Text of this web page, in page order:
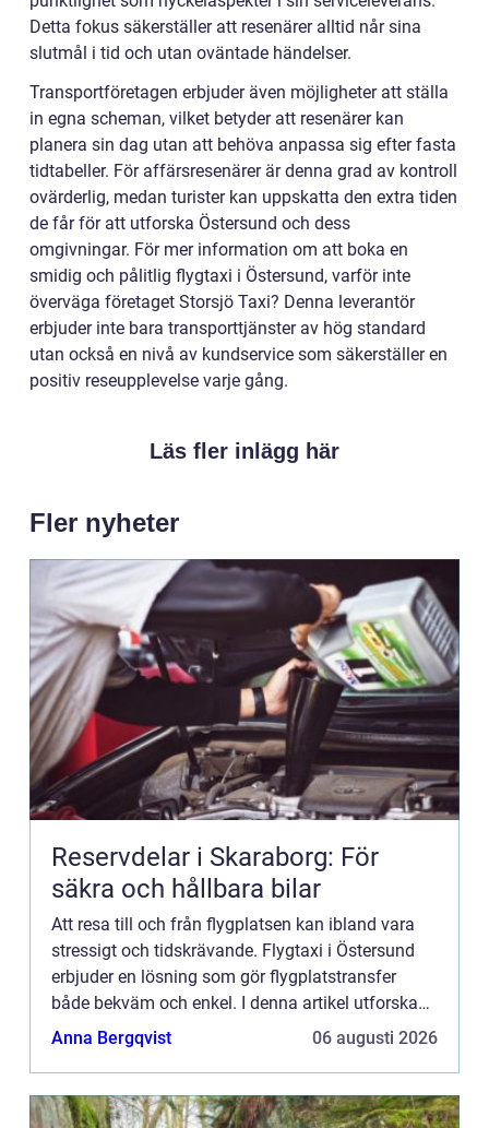
Detta fokus säkerställer att resenärer alltid når sina
slutmål i tid och utan oväntade händelser.
Transportföretagen erbjuder även möjligheter att ställa
in egna scheman, vilket betyder att resenärer kan
planera sin dag utan att behöva anpassa sig efter fasta
tidtabeller. För affärsresenärer är denna grad av kontroll
ovärderlig, medan turister kan uppskatta den extra tiden
de får för att utforska Östersund och dess
omgivningar. För mer information om att boka en
smidig och pålitlig flygtaxi i Östersund, varför inte
överväga företaget Storsjö Taxi? Denna leverantör
erbjuder inte bara transporttjänster av hög standard
utan också en nivå av kundservice som säkerställer en
positiv reseupplevelse varje gång.
Läs fler inlägg här
Fler nyheter
Reservdelar i Skaraborg: För
säkra och hållbara bilar
Att resa till och från flygplatsen kan ibland vara
stressigt och tidskrävande. Flygtaxi i Östersund
erbjuder en lösning som gör flygplatstransfer
både bekväm och enkel. I denna artikel utforskas
fördelarna me...
Anna Bergqvist 06 augusti 2026